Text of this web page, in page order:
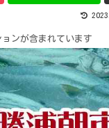
ンが含まれています